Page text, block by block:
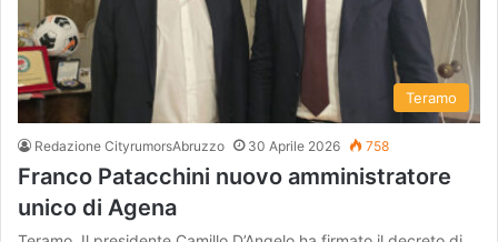
Teramo
Redazione CityrumorsAbruzzo 30 Aprile 2026 758
Franco Patacchini nuovo amministratore
unico di Agena